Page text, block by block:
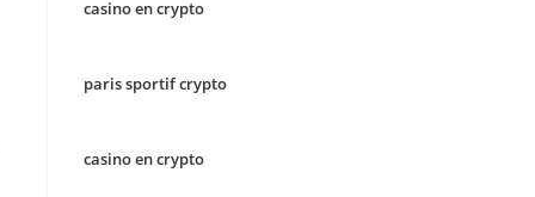
casino en crypto
paris sportif crypto
casino en crypto